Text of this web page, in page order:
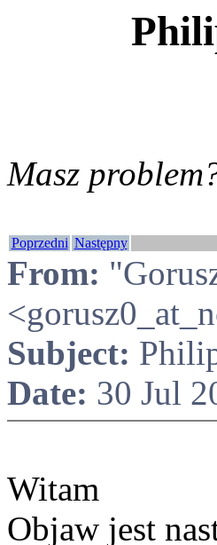
Masz
Poprzedni Następny
From:
Subject:
Date: 30 Jul
Witam
Objaw jest